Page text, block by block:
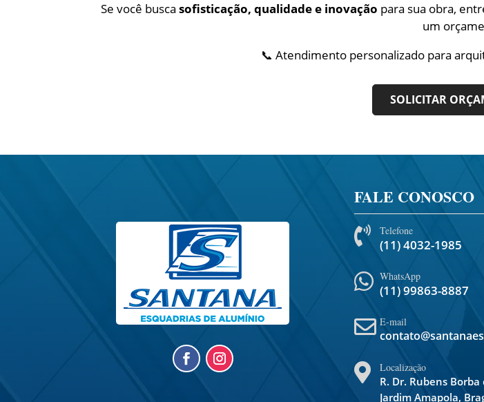
Se você busca sofisticação, qualidade e inovação para sua obra,
um
📞 Atendimento personalizado para
SOLICITAR
FALE CONOSCO
 Telefone
(11) 4032-1985
 WhatsApp
(11) 99863-8887
 E-mail
 Localização
R. Dr. Rubens
Jardim Amapola,